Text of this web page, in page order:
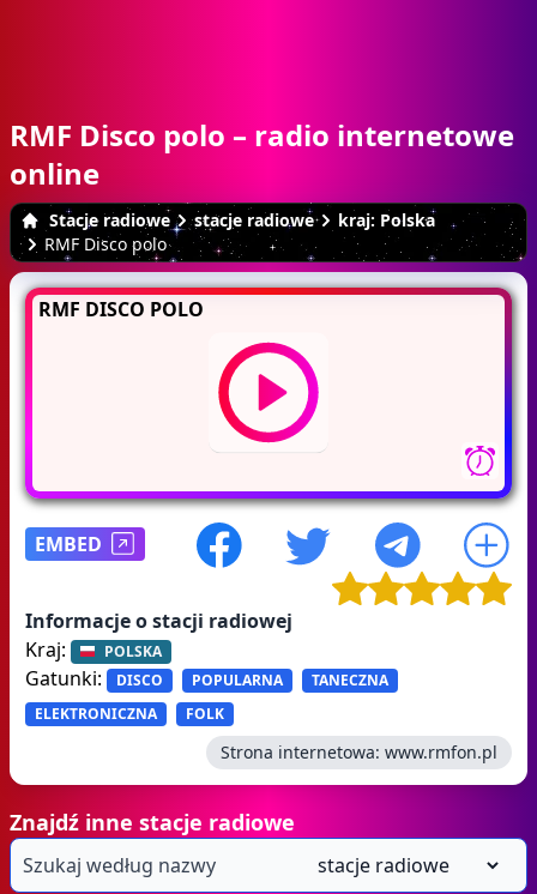
RMF Disco polo – radio internetowe
online
Stacje radiowe stacje radiowe
kraj: Polska
RMF Disco polo
RMF DISCO POLO
EMBED
Informacje o stacji radiowej
Kraj:
POLSKA
Gatunki: DISCO POPULARNA
TANECZNA
ELEKTRONICZNA
FOLK
Strona internetowa: www.rmfon.pl
Znajdź inne stacje radiowe